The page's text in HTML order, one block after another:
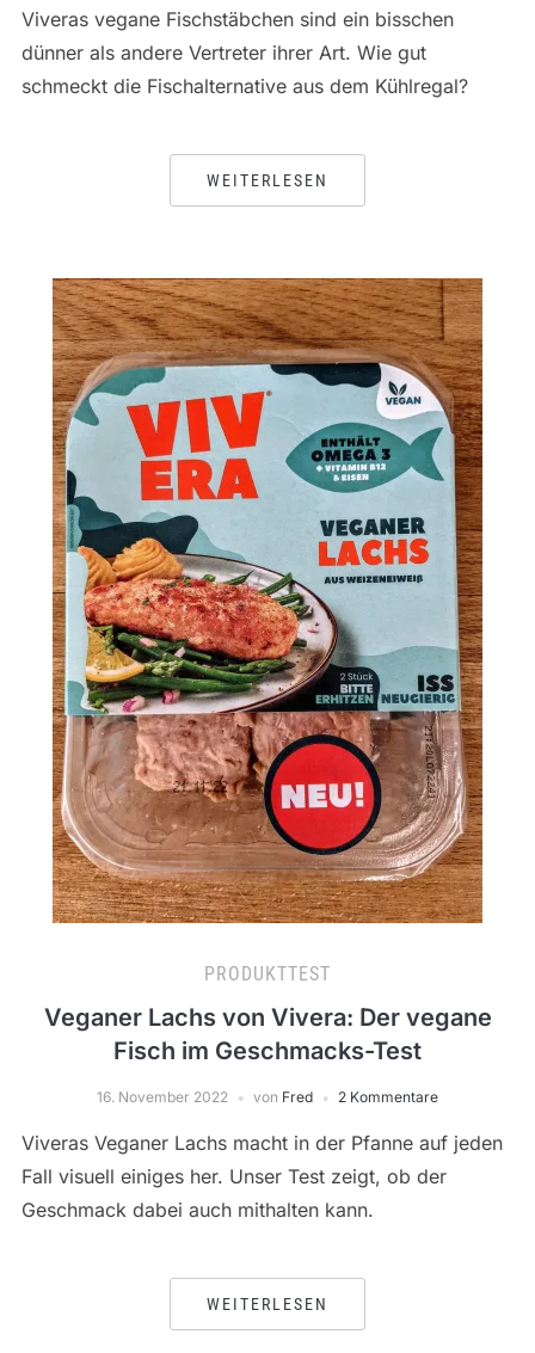
Viveras vegane Fischstäbchen sind ein bisschen
dünner als andere Vertreter ihrer Art. Wie gut
schmeckt die Fischalternative aus dem Kühlregal?
WEITERLESEN
PRODUKTTEST
Veganer Lachs von Vivera: Der vegane
Fisch im Geschmacks-Test
16. November 2022 von Fred 2 Kommentare
Viveras Veganer Lachs macht in der Pfanne auf jeden
Fall visuell einiges her. Unser Test zeigt, ob der
Geschmack dabei auch mithalten kann.
WEITERLESEN